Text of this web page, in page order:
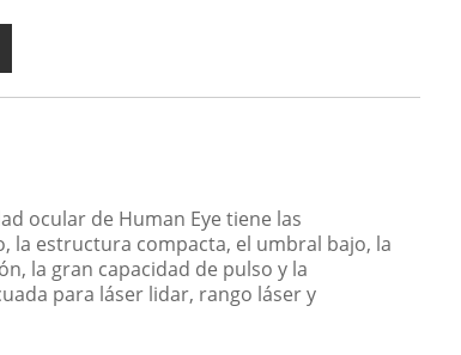
ocular de Human Eye tiene las
la estructura compacta, el umbral bajo, la
la gran capacidad de pulso y la
para láser lidar, rango láser y